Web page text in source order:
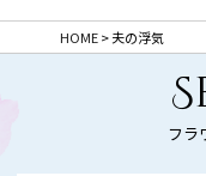
HOME>夫の浮気
フラ